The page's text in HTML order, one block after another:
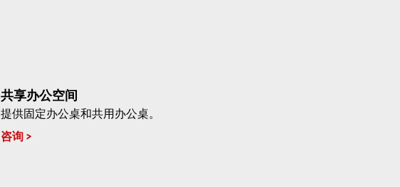
共享办公空间
提供固定办公桌和共用办公桌。
咨询